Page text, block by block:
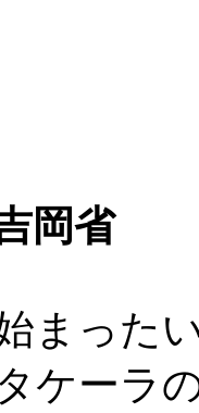
岡省
まった
ケーラ